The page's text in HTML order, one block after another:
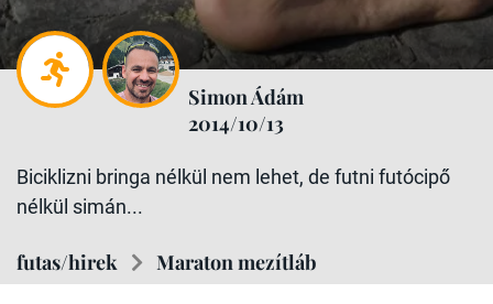
Simon Ádám
2014/10/13
Biciklizni bringa nélkül nem lehet, de futni futócipő
nélkül simán...
futas/hirek Maraton mezítláb